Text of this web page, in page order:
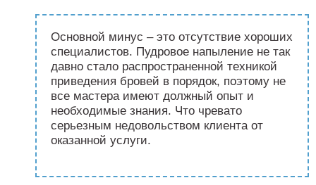
Основной минус – это отсутствие хороших
специалистов. Пудровое напыление не так
давно стало распространенной техникой
приведения бровей в порядок, поэтому не
все мастера имеют должный опыт и
необходимые знания. Что чревато
серьезным недовольством клиента от
оказанной услуги.